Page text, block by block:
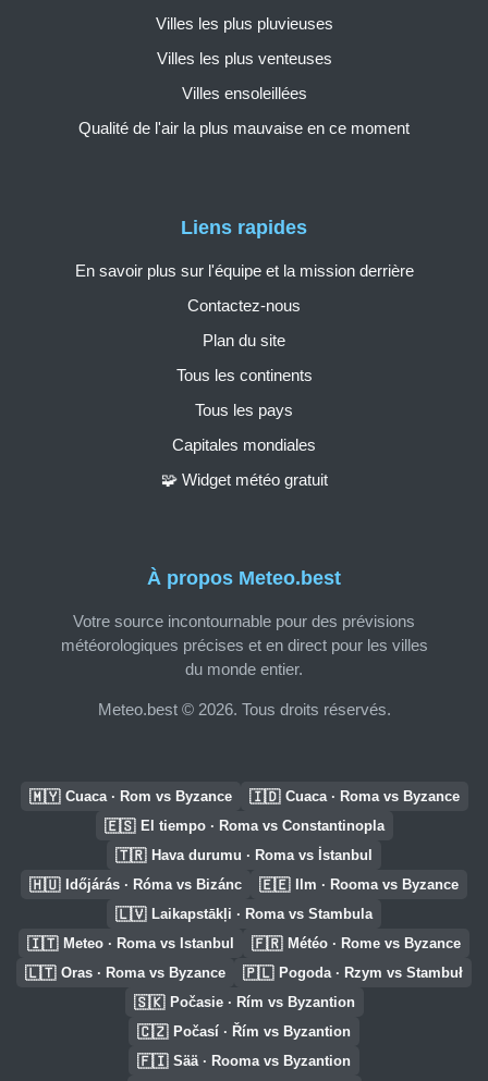
À propos Meteo.best
Votre source incontournable pour des prévisions
météorologiques précises et en direct pour les villes
du monde entier.
Meteo.best © 2026. Tous droits réservés.
Liens rapides
En savoir plus sur l'équipe et la mission derrière
Contactez-nous
Plan du site
Tous les continents
Tous les pays
Capitales mondiales
🧩 Widget météo gratuit
Villes les plus pluvieuses
Villes les plus venteuses
Villes ensoleillées
Qualité de l'air la plus mauvaise en ce moment
🇲🇾 Cuaca · Rom vs Byzance 🇮🇩 Cuaca · Roma vs Byzance
🇪🇸 El tiempo · Roma vs Constantinopla
🇹🇷 Hava durumu · Roma vs İstanbul
🇭🇺 Időjárás · Róma vs Bizánc 🇪🇪 Ilm · Rooma vs Byzance
🇱🇻 Laikapstākļi · Roma vs Stambula
🇮🇹 Meteo · Roma vs Istanbul 🇫🇷 Météo · Rome vs Byzance
🇱🇹 Oras · Roma vs Byzance 🇵🇱 Pogoda · Rzym vs Stambuł
🇸🇰 Počasie · Rím vs Byzantion
🇨🇿 Počasí · Řím vs Byzantion
🇫🇮 Sää · Rooma vs Byzantion